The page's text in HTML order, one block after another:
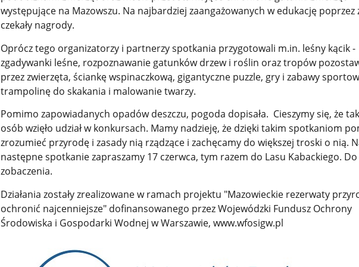
występujące na Mazowszu. Na najbardziej zaangażowanych w edukację poprzez
czekały nagrody.
Oprócz tego organizatorzy i partnerzy spotkania przygotowali m.in. leśny kącik -
zgadywanki leśne, rozpoznawanie gatunków drzew i roślin oraz tropów
przez zwierzęta, ściankę wspinaczkową, gigantyczne puzzle, gry i zabawy
trampolinę do skakania i malowanie twarzy.
Pomimo zapowiadanych opadów deszczu, pogoda dopisała. Cieszymy się, że
osób wzięło udział w konkursach. Mamy nadzieję, że dzięki takim spotkaniom
zrozumieć przyrodę i zasady nią rządzące i zachęcamy do większej troski o nią.
następne spotkanie zapraszamy 17 czerwca, tym razem do Lasu Kabackiego. Do
zobaczenia.
Działania zostały zrealizowane w ramach projektu "Mazowieckie rezerwaty
ochronić najcenniejsze" dofinansowanego przez Wojewódzki Fundusz Ochrony
Środowiska i Gospodarki Wodnej w Warszawie, www.wfosigw.pl